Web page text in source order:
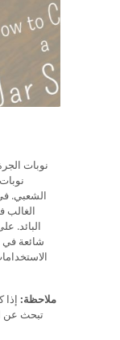
نوبات
الشعبي.
الغالب
البائد.
ملاحظة:
تبحث عن